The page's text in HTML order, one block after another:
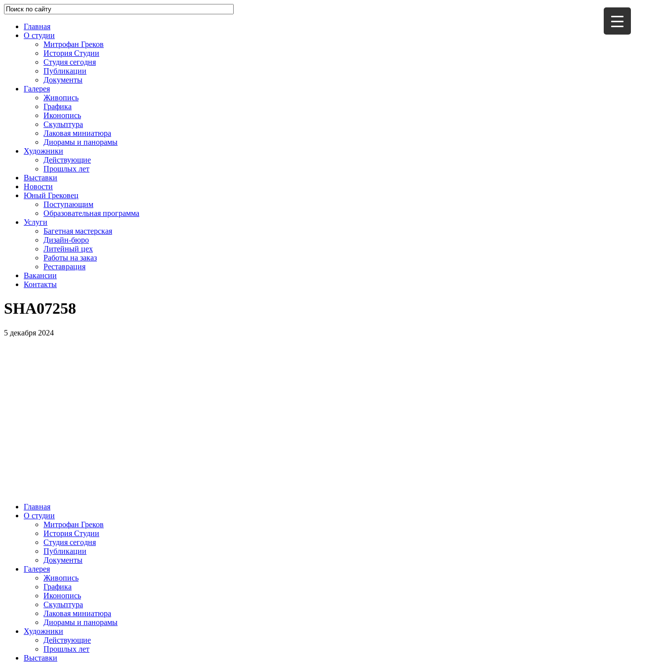
Главная
О студии
Митрофан Греков
История Студии
Студия сегодня
Публикации
Документы
Галерея
Живопись
Графика
Иконопись
Скульптура
Лаковая миниатюра
Диорамы и панорамы
Художники
Действующие
Прошлых лет
Выставки
Новости
Юный Грековец
Поступающим
Образовательная программа
Услуги
Багетная мастерская
Дизайн-бюро
Литейный цех
Работы на заказ
Реставрация
Вакансии
Контакты
SHA07258
5 декабря 2024
Главная
О студии
Митрофан Греков
История Студии
Студия сегодня
Публикации
Документы
Галерея
Живопись
Графика
Иконопись
Скульптура
Лаковая миниатюра
Диорамы и панорамы
Художники
Действующие
Прошлых лет
Выставки